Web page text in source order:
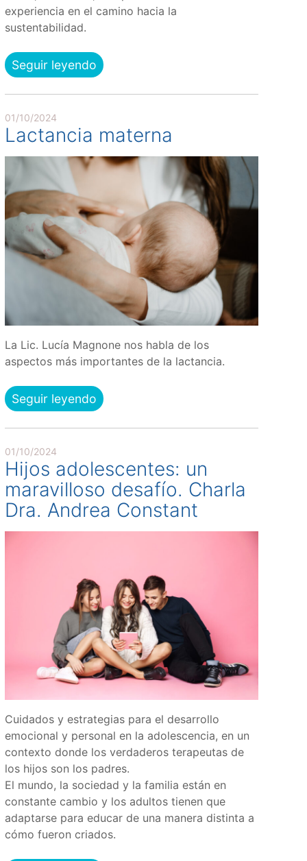
experiencia en el camino hacia la
sustentabilidad.
Seguir leyendo
01/10/2024
Lactancia materna
La Lic. Lucía Magnone nos habla de los
aspectos más importantes de la lactancia.
Seguir leyendo
01/10/2024
Hijos adolescentes: un
maravilloso desafío. Charla
Dra. Andrea Constant
Cuidados y estrategias para el desarrollo
emocional y personal en la adolescencia, en un
contexto donde los verdaderos terapeutas de
los hijos son los padres.
El mundo, la sociedad y la familia están en
constante cambio y los adultos tienen que
adaptarse para educar de una manera distinta a
cómo fueron criados.